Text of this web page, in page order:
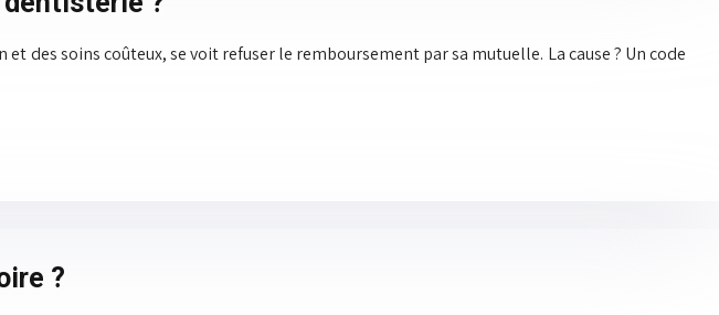
des soins coûteux, se voit refuser le remboursement par sa mutuelle. La cause ? Un code
?